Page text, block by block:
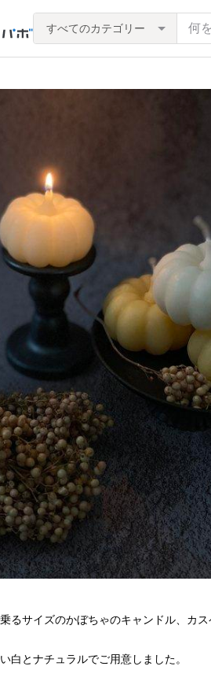
すべてのカテゴリー